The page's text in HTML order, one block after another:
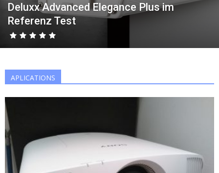
Deluxx Advanced Elegance Plus im
Referenz Test
APLICATIONS